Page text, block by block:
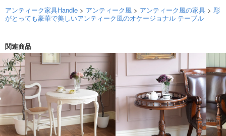
アンティーク家具Handle > アンティーク風 > アンティーク風の家具 > 彫
がとっても豪華で美しいアンティーク風のオケージョナル テーブル
関連商品